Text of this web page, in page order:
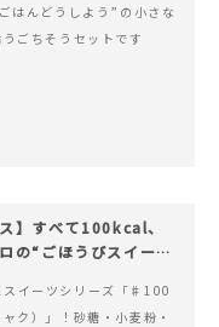
はんどうしよう”の小さな
ごちそうセットです
】すべて100kcal、
の“ごほうびスイー
イーツシリーズ「♯100
ャク）」！砂糖・小麦粉・